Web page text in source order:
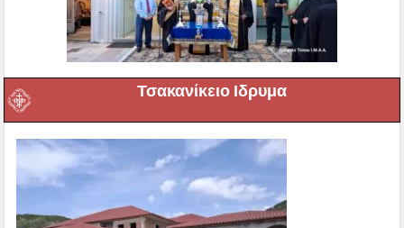
Τσακανίκειο Ιδρυμα